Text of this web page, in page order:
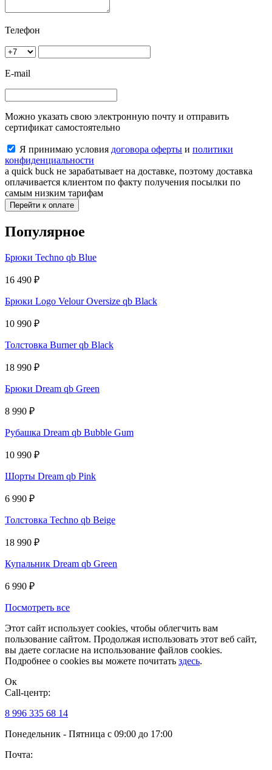
Телефон
E-mail
Можно указать свою электронную почту и отправить
сертификат самостоятельно
Я принимаю условия договора оферты и политики
конфиденциальности
a quick buck не зарабатывает на доставке, поэтому доставка
оплачивается клиентом по факту получения посылки по
самым низким тарифам
Перейти к оплате
Популярное
Брюки Techno qb Blue
16 490 ₽
Брюки Logo Velour Oversize qb Black
10 990 ₽
Толстовка Burner qb Black
18 990 ₽
Брюки Dream qb Green
8 990 ₽
Рубашка Dream qb Bubble Gum
10 990 ₽
Шорты Dream qb Pink
6 990 ₽
Толстовка Techno qb Beige
18 990 ₽
Купальник Dream qb Green
6 990 ₽
Посмотреть все
Этот сайт использует cookies, чтобы облегчить вам
пользование сайтом. Продолжая использовать этот веб сайт,
вы даете согласие на использование файлов cookies.
Подробнее о cookies вы можете почитать здесь.
Ок
Сall-центр:
8 996 335 68 14
Понедельник - Пятница с 09:00 до 17:00
Почта: